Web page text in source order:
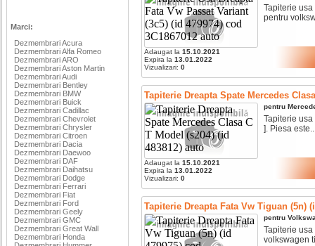
Marci:
Dezmembrari Acura
Dezmembrari Alfa Romeo
Dezmembrari ARO
Dezmembrari Aston Martin
Dezmembrari Audi
Dezmembrari Bentley
Dezmembrari BMW
Dezmembrari Buick
Dezmembrari Cadillac
Dezmembrari Chevrolet
Dezmembrari Chrysler
Dezmembrari Citroen
Dezmembrari Dacia
Dezmembrari Daewoo
Dezmembrari DAF
Dezmembrari Daihatsu
Dezmembrari Dodge
Dezmembrari Ferrari
Dezmembrari Fiat
Dezmembrari Ford
Dezmembrari Geely
Dezmembrari GMC
Dezmembrari Great Wall
Dezmembrari Honda
Adaugat la 15.10.2021
Expira la 13.01.2022
Vizualizari: 0
Tapiterie
pentru
Tapiterie Dreapta Spate Mercedes
Adaugat la 15.10.2021
Expira la 13.01.2022
Vizualizari: 0
pentru
Tapiterie
]. Piesa
Tapiterie Dreapta Fata Vw Tiguan (5n)
pentru
Tapiterie
volkswagen